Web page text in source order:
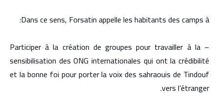
Dans ce sens, Forsatin appelle les habitants des camps à:
– Participer à la création de groupes pour travailler à la
sensibilisation des ONG internationales qui ont la crédibilité
et la bonne foi pour porter la voix des sahraouis de Tindouf
vers l’étranger.